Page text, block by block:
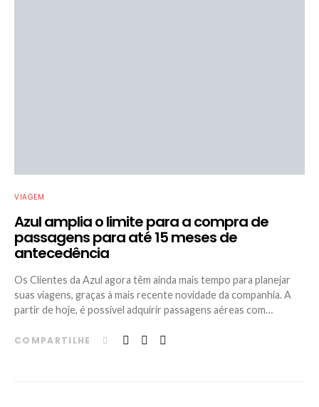
VIAGEM
Azul amplia o limite para a compra de
passagens para até 15 meses de
antecedência
Os Clientes da Azul agora têm ainda mais tempo para planejar
suas viagens, graças à mais recente novidade da companhia. A
partir de hoje, é possível adquirir passagens aéreas com…
COMPARTILHE